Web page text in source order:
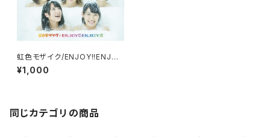
虹色モザイク/ENJOY!!ENJO
(Y)!! [アップアップガールズ
(仮)]
¥1,000
同じカテゴリの商品